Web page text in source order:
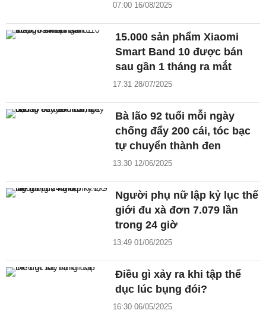
07:00 16/08/2025
15.000 sản phẩm Xiaomi
Smart Band 10 được bán
sau gần 1 tháng ra mắt
17:31 28/07/2025
Bà lão 92 tuổi mỗi ngày
chống đẩy 200 cái, tóc bạc
tự chuyển thành đen
13:30 12/06/2025
Người phụ nữ lập kỷ lục thế
giới đu xà đơn 7.079 lần
trong 24 giờ
13:49 01/06/2025
Điều gì xảy ra khi tập thể
dục lúc bụng đói?
16:30 06/05/2025